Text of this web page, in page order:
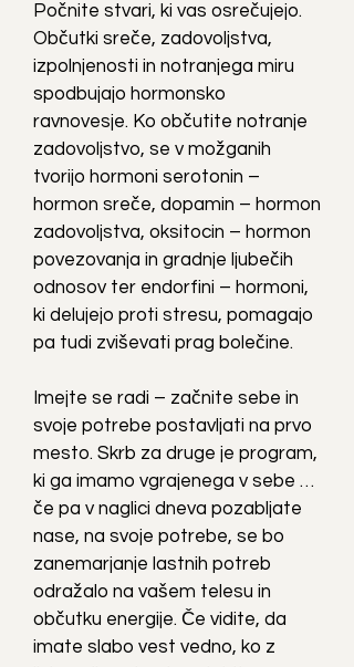
Počnite stvari, ki vas osrečujejo.
Občutki sreče, zadovoljstva,
izpolnjenosti in notranjega miru
spodbujajo hormonsko
ravnovesje. Ko občutite notranje
zadovoljstvo, se v možganih
tvorijo hormoni serotonin –
hormon sreče, dopamin – hormon
zadovoljstva, oksitocin – hormon
povezovanja in gradnje ljubečih
odnosov ter endorfini – hormoni,
ki delujejo proti stresu, pomagajo
pa tudi zviševati prag bolečine.
Imejte se radi – začnite sebe in
svoje potrebe postavljati na prvo
mesto. Skrb za druge je program,
ki ga imamo vgrajenega v sebe …
če pa v naglici dneva pozabljate
nase, na svoje potrebe, se bo
zanemarjanje lastnih potreb
odražalo na vašem telesu in
občutku energije. Če vidite, da
imate slabo vest vedno, ko z